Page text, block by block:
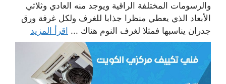
والرسومات المختلفة الراقية ويوجد منه العادي وثلاثي
الأبعاد الذي يعطي منظرا جذابا للغرف ولكل غرفة ورق
جدران يناسبها فمثلا لغرف النوم هناك ... اقرأ المزيد